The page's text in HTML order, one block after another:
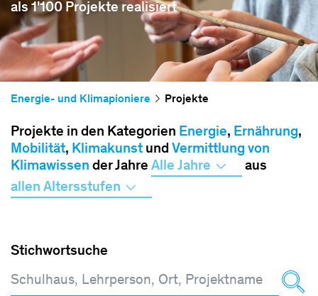
als 1'100 Projekte realisiert
Energie- und Klimapioniere Projekte
Projekte in den Kategorien Energie, Ernährung,
Mobilität, Klimakunst und Vermittlung von
Klimawissen der Jahre Alle Jahre
aus
allen Altersstufen
Stichwortsuche